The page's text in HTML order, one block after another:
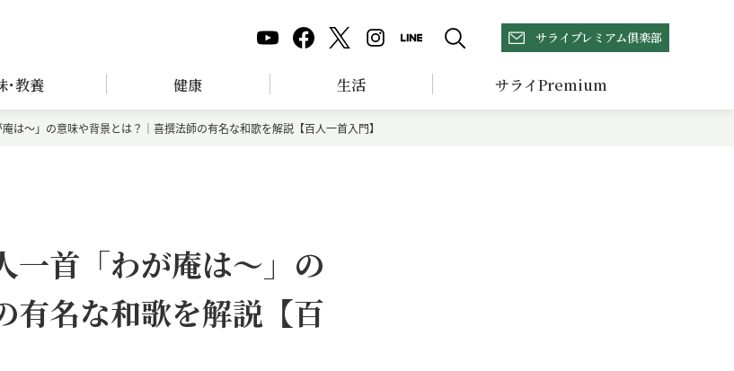
サライプレミアム倶楽部
･教養 健康 生活 サライPremium
は～」の意味や背景とは？｜喜撰法師の有名な和歌を解説【百人一首入門】
一首「わが庵は～」の
有名な和歌を解説【百